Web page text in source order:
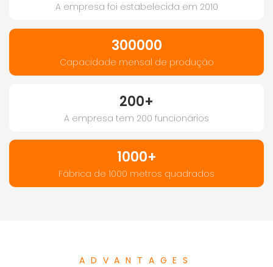
A empresa foi estabelecida em 2010
300000
Capacidade mensal de produção
200+
A empresa tem 200 funcionários
1000+
Fábrica de 1000 metros quadrados
ADVANTAGES